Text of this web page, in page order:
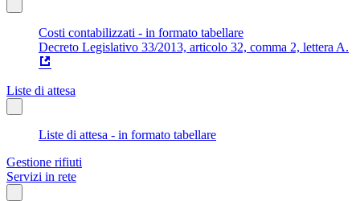
Costi contabilizzati - in formato tabellare
Decreto Legislativo 33/2013, articolo 32, comma 2, lettera A.
Liste di attesa
Liste di attesa - in formato tabellare
Gestione rifiuti
Servizi in rete